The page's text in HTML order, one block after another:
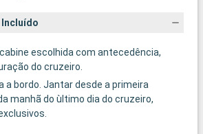
escolhida com antecedência,
do cruzeiro.
a bordo. Jantar desde a primeira
manhã do ùltimo dia do cruzeiro,